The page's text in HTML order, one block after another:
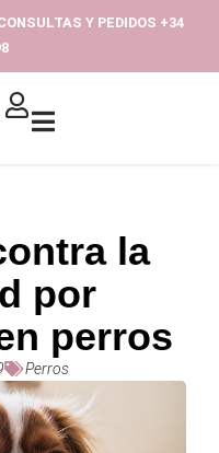
Y PEDIDOS +34
la
por
perros
Perros